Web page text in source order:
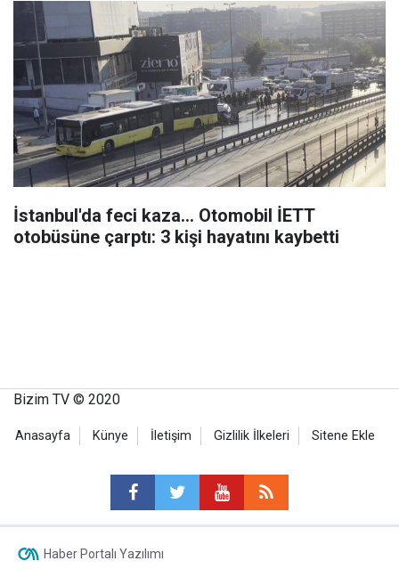
İstanbul'da feci kaza... Otomobil İETT
otobüsüne çarptı: 3 kişi hayatını kaybetti
Bizim TV © 2020
Anasayfa Künye İletişim Gizlilik İlkeleri Sitene Ekle
Haber Portalı Yazılımı